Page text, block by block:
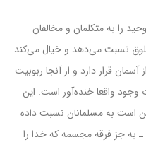
را به متکلمان و مخالفان
نسبت می‌دهد و خیال می‌کند
قرار دارد و از آنجا ربوبیت
واقعا خنده‌آور است. این
است به مسلمانان نسبت داده
به جز فرقه مجسمه که خدا را